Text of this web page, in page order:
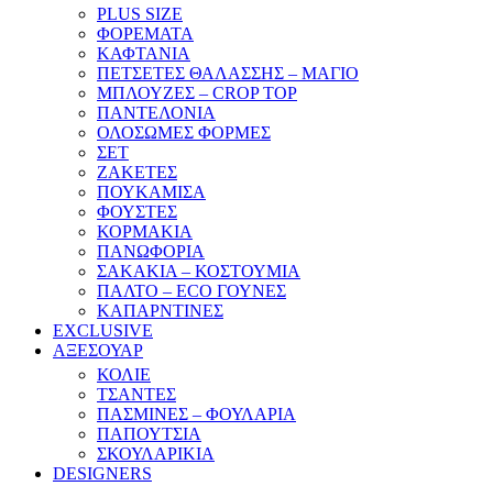
PLUS SIZE
ΦΟΡΕΜΑΤΑ
ΚΑΦΤΑΝΙΑ
ΠΕΤΣΕΤΕΣ ΘΑΛΑΣΣΗΣ – ΜΑΓΙΟ
ΜΠΛΟΥΖΕΣ – CROP TOP
ΠΑΝΤΕΛΟΝΙΑ
ΟΛΟΣΩΜΕΣ ΦΟΡΜΕΣ
ΣΕΤ
ΖΑΚΕΤΕΣ
ΠΟΥΚΑΜΙΣΑ
ΦΟΥΣΤΕΣ
ΚΟΡΜΑΚΙΑ
ΠΑΝΩΦΟΡΙΑ
ΣΑΚΑΚΙΑ – ΚΟΣΤΟΥΜΙΑ
ΠΑΛΤΟ – ECO ΓΟΥΝΕΣ
ΚΑΠΑΡΝΤΙΝΕΣ
EXCLUSIVE
ΑΞΕΣΟΥΑΡ
ΚΟΛΙΕ
ΤΣΑΝΤΕΣ
ΠΑΣΜΙΝΕΣ – ΦΟΥΛΑΡΙΑ
ΠΑΠΟΥΤΣΙΑ
ΣΚΟΥΛΑΡΙΚΙΑ
DESIGNERS